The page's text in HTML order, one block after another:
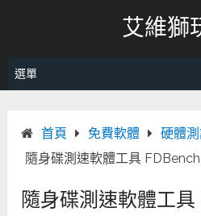
艾維獅
選單
首頁 免費軟體
硬體
隨身碟測速軟體工具 FDBench
隨身碟測速軟體工具